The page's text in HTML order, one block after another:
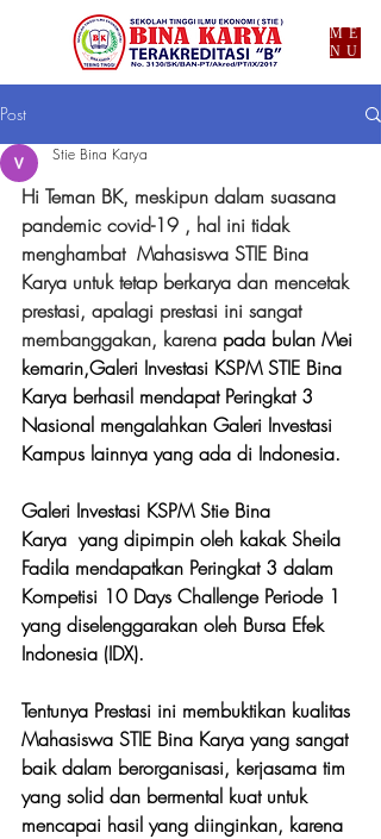
ME
NU
Post
Stie Bina Karya
Hi Teman BK, meskipun dalam suasana
pandemic covid-19 , hal ini tidak
menghambat  Mahasiswa STIE Bina
Karya untuk tetap berkarya dan mencetak
prestasi, apalagi prestasi ini sangat
membanggakan, karena pada bulan Mei
kemarin,Galeri Investasi KSPM STIE Bina
Karya berhasil mendapat Peringkat 3
Nasional mengalahkan Galeri Investasi
Kampus lainnya yang ada di Indonesia.
Galeri Investasi KSPM Stie Bina
Karya  yang dipimpin oleh kakak Sheila
Fadila mendapatkan Peringkat 3 dalam
Kompetisi 10 Days Challenge Periode 1
yang diselenggarakan oleh Bursa Efek
Indonesia (IDX).
Tentunya Prestasi ini membuktikan kualitas
Mahasiswa STIE Bina Karya yang sangat
baik dalam berorganisasi, kerjasama tim
yang solid dan bermental kuat untuk
mencapai hasil yang diinginkan, karena